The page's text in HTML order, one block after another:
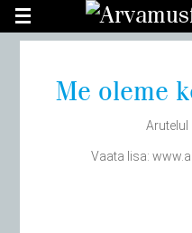
Asute arhiveeritud lehel.
Me oleme
Arutelul
Vaata lisa: